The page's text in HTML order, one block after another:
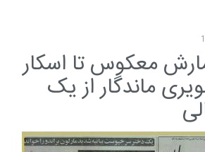
معکوس تا اسکار
ماندگار از یک